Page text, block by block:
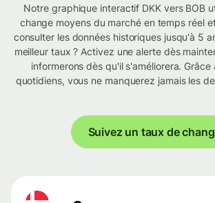
Notre graphique interactif DKK vers BOB
change moyens du marché en temps réel
consulter les données historiques jusqu'à 5
meilleur taux ? Activez une alerte dès
informerons dès qu'il s'améliorera. Grâce
quotidiens, vous ne manquerez jamais les
Suivez un taux de